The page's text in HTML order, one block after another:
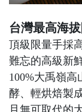
台灣最高海
頂級限量手採
難忘的高級新
100%大禹嶺
酵、輕烘焙製
且無可取代的